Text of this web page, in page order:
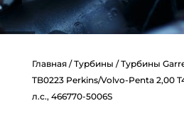
Главная/Турбины /Турбины
TB0223 Perkins/Volvo-Penta 2,00
л.с., 466770-5006S